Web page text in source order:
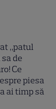
„patul
de
Ce
piesa
ai timp să